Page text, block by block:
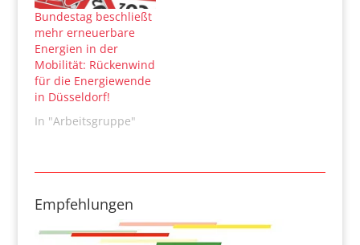
Bundestag beschließt
mehr erneuerbare
Energien in der
Mobilität: Rückenwind
für die Energiewende
in Düsseldorf!
In "Arbeitsgruppe"
Empfehlungen